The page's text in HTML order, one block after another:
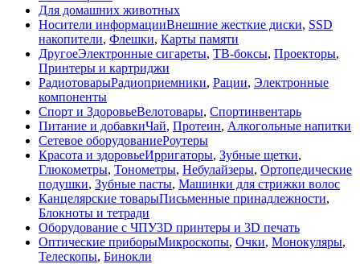
Для домашних животных
Носители информацииВнешние жесткие диски, SSD
накопители, Флешки, Карты памяти
ДругоеЭлектронные сигареты, ТВ-боксы, Проекторы,
Принтеры и картриджи
РадиотоварыРадиоприемники, Рации, Электронные
компоненты
Спорт и ЗдоровьеВелотовары, Спортинвентарь
Питание и добавкиЧай, Протеин, Алкогольные напитки
Сетевое оборудованиеРоутеры
Красота и здоровьеИрригаторы, Зубные щетки,
Глюкометры, Тонометры, Небулайзеры, Ортопедические
подушки, Зубные пасты, Машинки для стрижки волос
Канцелярские товарыПисьменные принадлежности,
Блокноты и тетради
Оборудование с ЧПУ3D принтеры и 3D печать
Оптические приборыМикроскопы, Очки, Монокуляры,
Телескопы, Бинокли